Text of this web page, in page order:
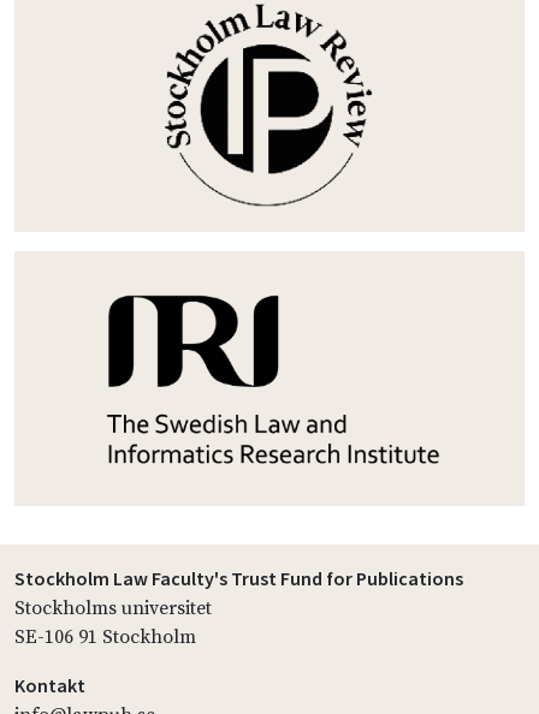
Stockholm Law Faculty's Trust Fund for Publications
Stockholms universitet
SE-106 91 Stockholm
Kontakt